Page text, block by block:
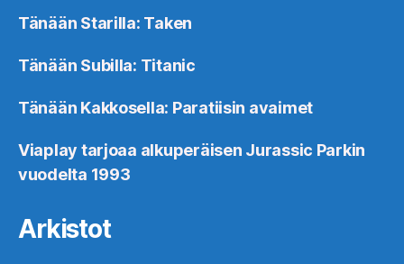
Tänään Starilla: Taken
Tänään Subilla: Titanic
Tänään Kakkosella: Paratiisin avaimet
Viaplay tarjoaa alkuperäisen Jurassic Parkin
vuodelta 1993
Arkistot